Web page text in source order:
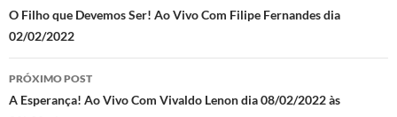
de
posts
O Filho que Devemos Ser! Ao Vivo Com Filipe Fernandes dia
02/02/2022
PRÓXIMO POST
A Esperança! Ao Vivo Com Vivaldo Lenon dia 08/02/2022 às